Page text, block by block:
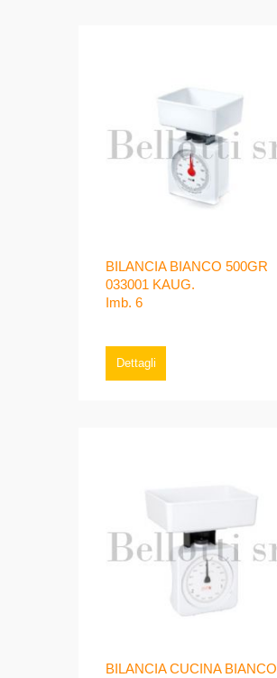
BILANCIA BIANCO 500GR
033001 KAUG.
Imb. 6
Dettagli
BILANCIA CUCINA BIANCO